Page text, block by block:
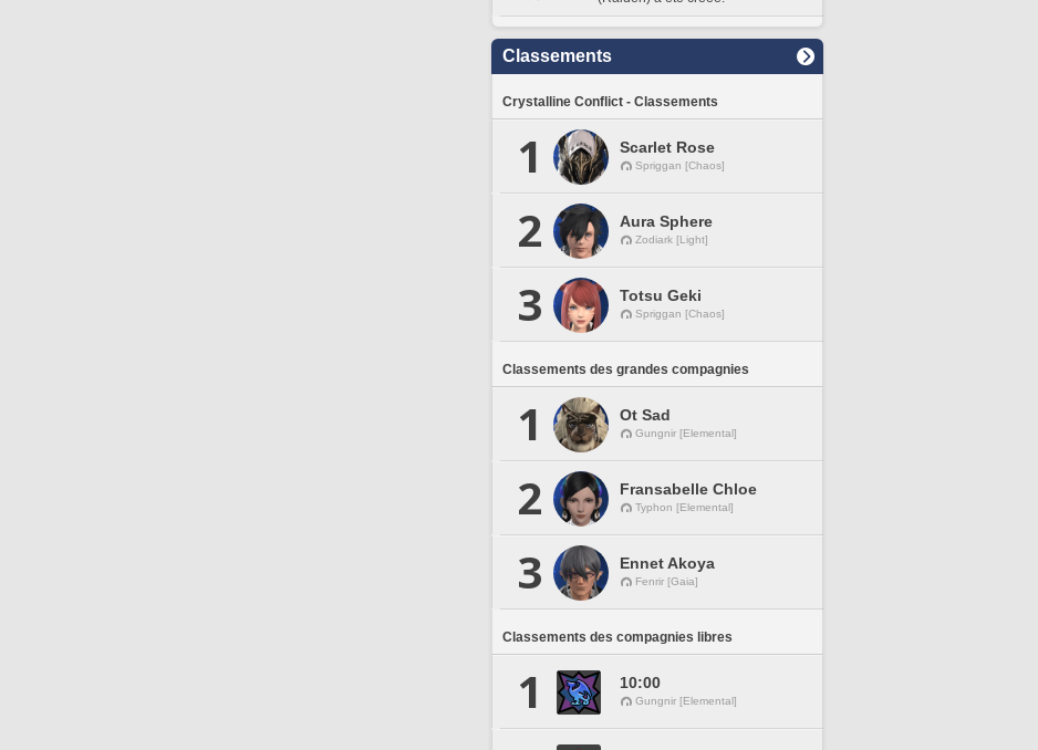
Classements
Crystalline Conflict - Classements
1 Scarlet Rose
Spriggan [Chaos]
2 Aura Sphere
Zodiark [Light]
3 Totsu Geki
Spriggan [Chaos]
Classements des grandes compagnies
1 Ot Sad
Gungnir [Elemental]
2 Fransabelle Chloe
Typhon [Elemental]
3 Ennet Akoya
Fenrir [Gaia]
Classements des compagnies libres
1 10:00
Gungnir [Elemental]